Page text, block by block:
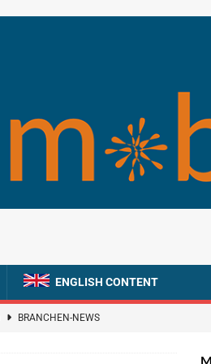
ENGLISH CONTENT
BRANCHEN-NEWS